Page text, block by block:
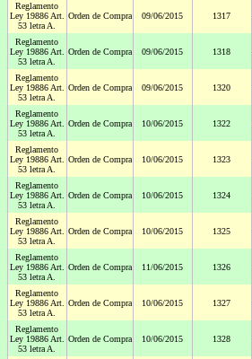
Reglamento
Ley 19886 Art.
53 letra A.
Orden de Compra 09/06/2015 1317
Reglamento
Ley 19886 Art.
53 letra A.
Orden de Compra 09/06/2015 1318
Reglamento
Ley 19886 Art.
53 letra A.
Orden de Compra 09/06/2015 1320
Reglamento
Ley 19886 Art.
53 letra A.
Orden de Compra 10/06/2015 1322
Reglamento
Ley 19886 Art.
53 letra A.
Orden de Compra 10/06/2015 1323
Reglamento
Ley 19886 Art.
53 letra A.
Orden de Compra 10/06/2015 1324
Reglamento
Ley 19886 Art.
53 letra A.
Orden de Compra 10/06/2015 1325
Reglamento
Ley 19886 Art.
53 letra A.
Orden de Compra 11/06/2015 1326
Reglamento
Ley 19886 Art.
53 letra A.
Orden de Compra 10/06/2015 1327
Reglamento
Ley 19886 Art.
53 letra A.
Orden de Compra 10/06/2015 1328